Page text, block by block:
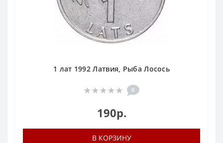
1 лат 1992 Латвия, Рыба Лосось
0
190р.
В КОРЗИНУ